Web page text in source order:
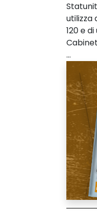
utilizza
120 e
...